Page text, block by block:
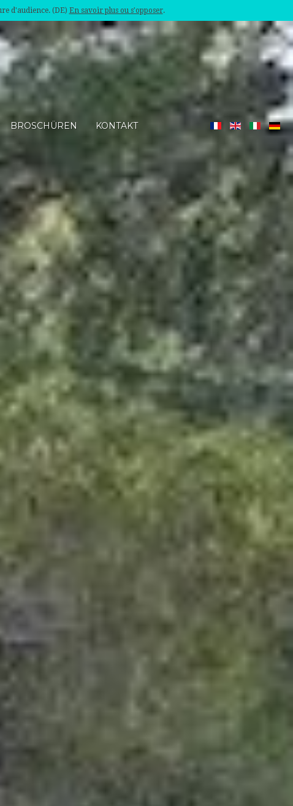
d'audience. (DE) En savoir plus ou s'opposer.
BROSCHÜREN KONTAKT